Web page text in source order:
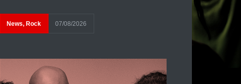
News, Rock 07/08/2026